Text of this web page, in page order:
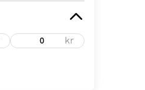
kr